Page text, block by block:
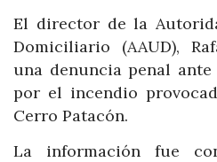
El director de la
Domiciliario (AAUD),
una denuncia penal
por el incendio
Cerro Patacón.
La información fue